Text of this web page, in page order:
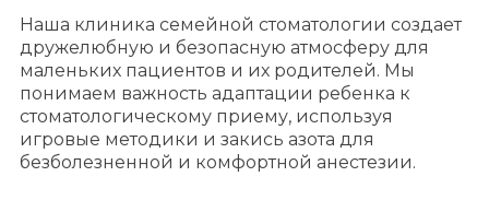
Наша клиника семейной стоматологии создает
дружелюбную и безопасную атмосферу для
маленьких пациентов и их родителей. Мы
понимаем важность адаптации ребенка к
стоматологическому приему, используя
игровые методики и закись азота для
безболезненной и комфортной анестезии.